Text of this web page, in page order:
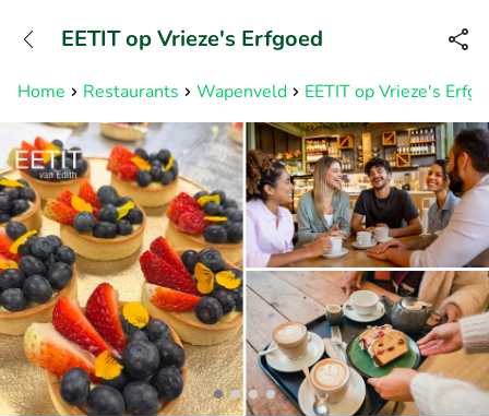
Bereikbaar tot 23:00 uur
Home Restaurants Wapenveld EETIT op Vrieze's
EETIT op Vrieze's Erfgoed